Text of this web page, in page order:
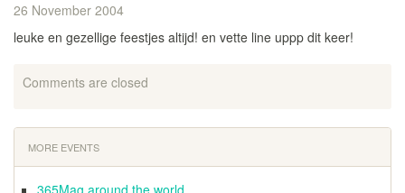
26 November 2004
leuke en gezellige feestjes altijd! en vette line uppp dit keer!
Comments are closed
MORE EVENTS
365Mag around the world